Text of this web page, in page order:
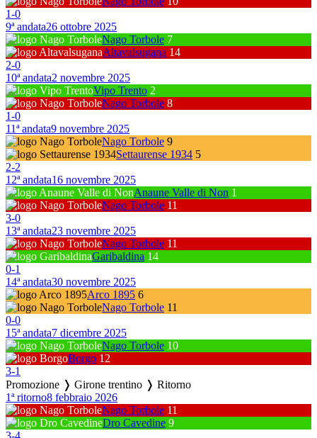
1-0
9ª andata26 ottobre 2025
Nago Torbole 7
Altavalsugana 14
2-0
10ª andata2 novembre 2025
Vipo Trento 2
Nago Torbole 8
1-0
11ª andata9 novembre 2025
Nago Torbole 9
Settaurense 1934 5
2-2
12ª andata16 novembre 2025
Anaune Valle di Non 1
Nago Torbole 11
3-0
13ª andata23 novembre 2025
Nago Torbole 11
Garibaldina 14
0-1
14ª andata30 novembre 2025
Arco 1895 6
Nago Torbole 11
0-0
15ª andata7 dicembre 2025
Nago Torbole 10
Borgo 12
3-1
Promozione ❭ Girone trentino ❭ Ritorno
1ª ritorno8 febbraio 2026
Nago Torbole 11
Dro Cavedine 9
3-4